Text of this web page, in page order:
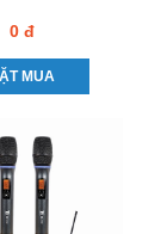
0 đ
MUA